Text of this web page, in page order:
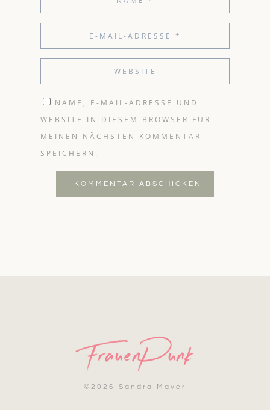
NAME, E-MAIL-ADRESSE UND
WEBSITE IN DIESEM BROWSER FÜR
MEINEN NÄCHSTEN KOMMENTAR
SPEICHERN.
KOMMENTAR ABSCHICKEN
© 2026 Sandra Mayer